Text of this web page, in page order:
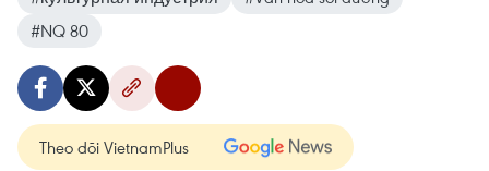
#NQ 80
Theo dõi VietnamPlus